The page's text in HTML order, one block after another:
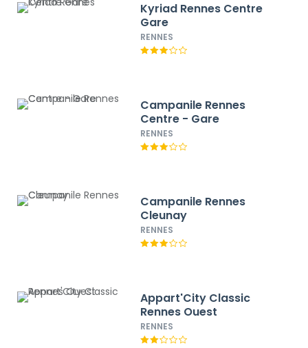
Kyriad Rennes Centre
Gare
RENNES
Campanile Rennes
Centre - Gare
RENNES
Campanile Rennes
Cleunay
RENNES
Appart'City Classic
Rennes Ouest
RENNES